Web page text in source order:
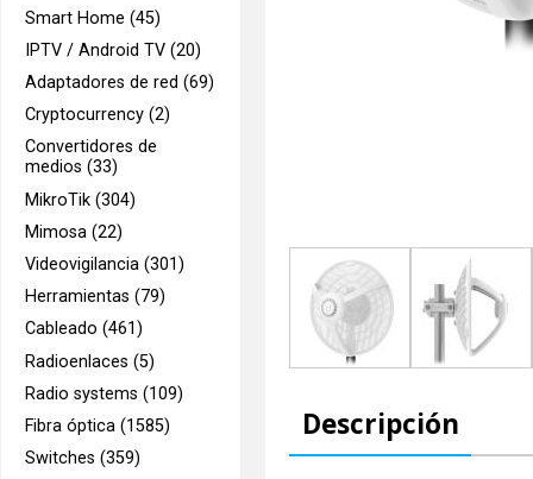
Smart Home (45)
IPTV / Android TV (20)
Adaptadores de red (69)
Cryptocurrency (2)
Convertidores de
medios (33)
MikroTik (304)
Mimosa (22)
Videovigilancia (301)
Herramientas (79)
Cableado (461)
Radioenlaces (5)
Radio systems (109)
Fibra óptica (1585)
Switches (359)
Descripción